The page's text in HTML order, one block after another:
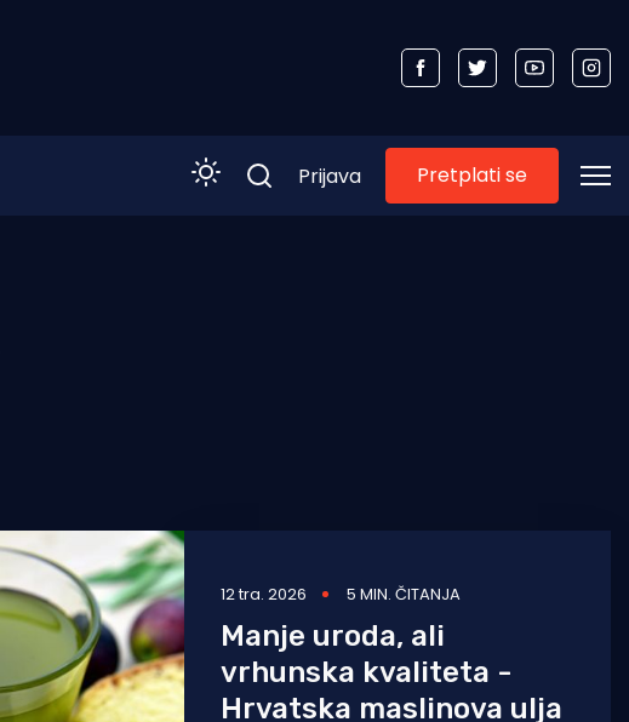
Prijava Pretplati se
12 tra. 2026 5 MIN. ČITANJA
Manje uroda, ali
vrhunska kvaliteta -
Hrvatska maslinova ulja